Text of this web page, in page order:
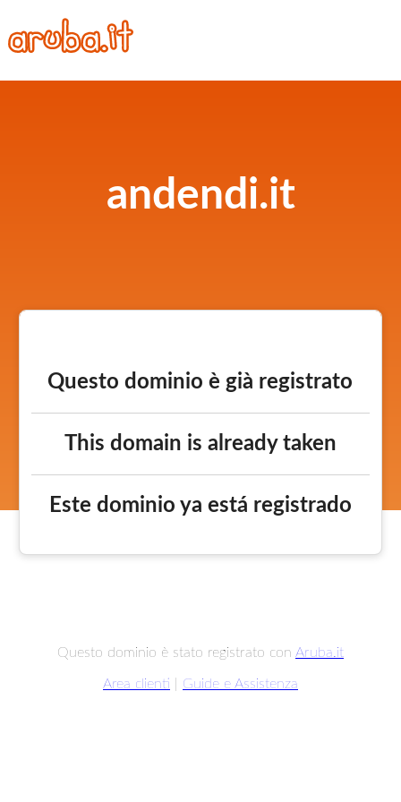
andendi.it
Questo dominio è già registrato
This domain is already taken
Este dominio ya está registrado
Questo dominio è stato registrato con Aruba.it
Area clienti Guide e Assistenza